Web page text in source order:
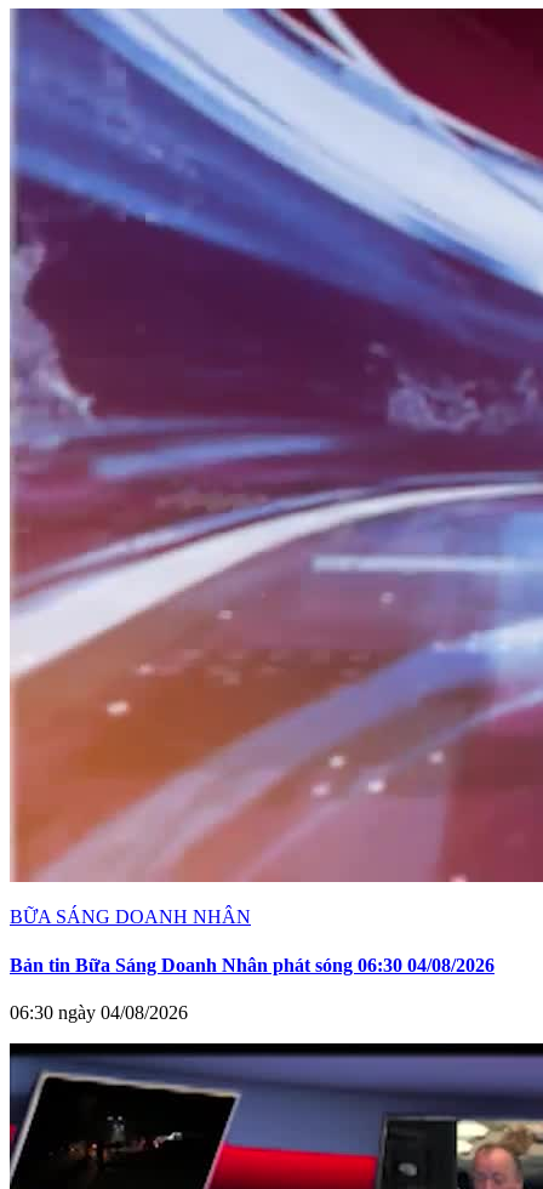
BỮA SÁNG DOANH NHÂN
Bản tin Bữa Sáng Doanh Nhân phát sóng 06:30 04/08/2026
06:30 ngày 04/08/2026